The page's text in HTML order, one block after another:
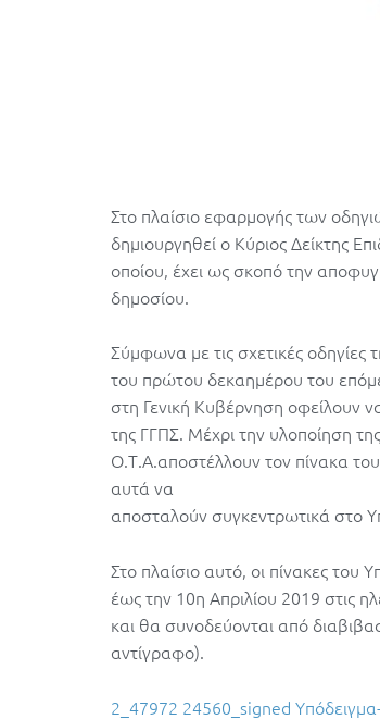
Στο πλαίσιο εφαρμογής των
δημιουργηθεί ο Κύριος Δείκτης
οποίου, έχει ως σκοπό την
δημοσίου.
Σύμφωνα με τις σχετικές οδηγίες
του πρώτου δεκαημέρου του
στη Γενική Κυβέρνηση οφείλουν
της ΓΓΠΣ. Μέχρι την υλοποίηση
Ο.Τ.Α.αποστέλλουν τον πίνακα
αυτά να
αποσταλούν συγκεντρωτικά στο
Στο πλαίσιο αυτό, οι πίνακες
έως την 10η Απριλίου 2019 στις
και θα συνοδεύονται από
αντίγραφο).
2_47972 24560_signed